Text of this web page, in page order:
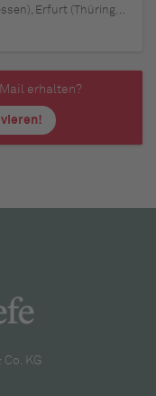
(Nordrhein-Westfalen), Mannheim (Baden-Württemberg), Karlsruhe (Baden-Württemberg), Münster (Nordrhein-Westfalen), Augsburg (Bayern), Aachen (Nordrhein-Westfalen), Kiel (Schleswig-Holstein), Magdeburg (Sachsen-Anhalt), Freiburg im Breisgau (Baden-Württemberg), Würzburg (Bayern), Regensburg (Bayern)
erhalten?
KG